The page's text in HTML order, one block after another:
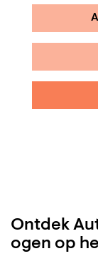
Ontdek
ogen op